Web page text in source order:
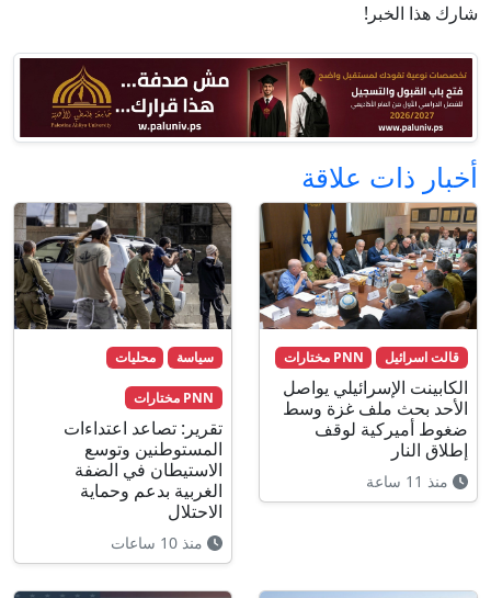
شارك هذا الخبر!
أخبار ذات علاقة
قالت اسرائيل PNN مختارات
الكابينت الإسرائيلي يواصل
الأحد بحث ملف غزة وسط
ضغوط أميركية لوقف
إطلاق النار
منذ 11 ساعة
سياسة محليات
PNN مختارات
تقرير: تصاعد اعتداءات
المستوطنين وتوسع
الاستيطان في الضفة
الغربية بدعم وحماية
الاحتلال
منذ 10 ساعات